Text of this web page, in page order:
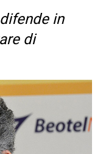
in
di